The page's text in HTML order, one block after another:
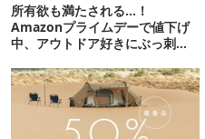
所有欲も満たされる…！
Amazonプライムデーで値下げ
中、アウトドア好きにぶっ刺さ